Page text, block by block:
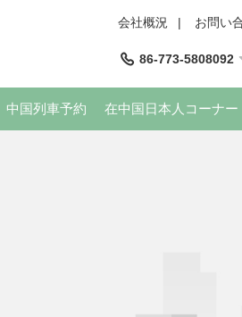
会社概況 | お問い
86-773-5808092
中国列車予約 在中国日本人コーナー